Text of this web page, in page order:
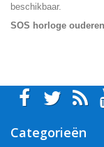
beschikbaar.
SOS horloge ouderen
Categorieën